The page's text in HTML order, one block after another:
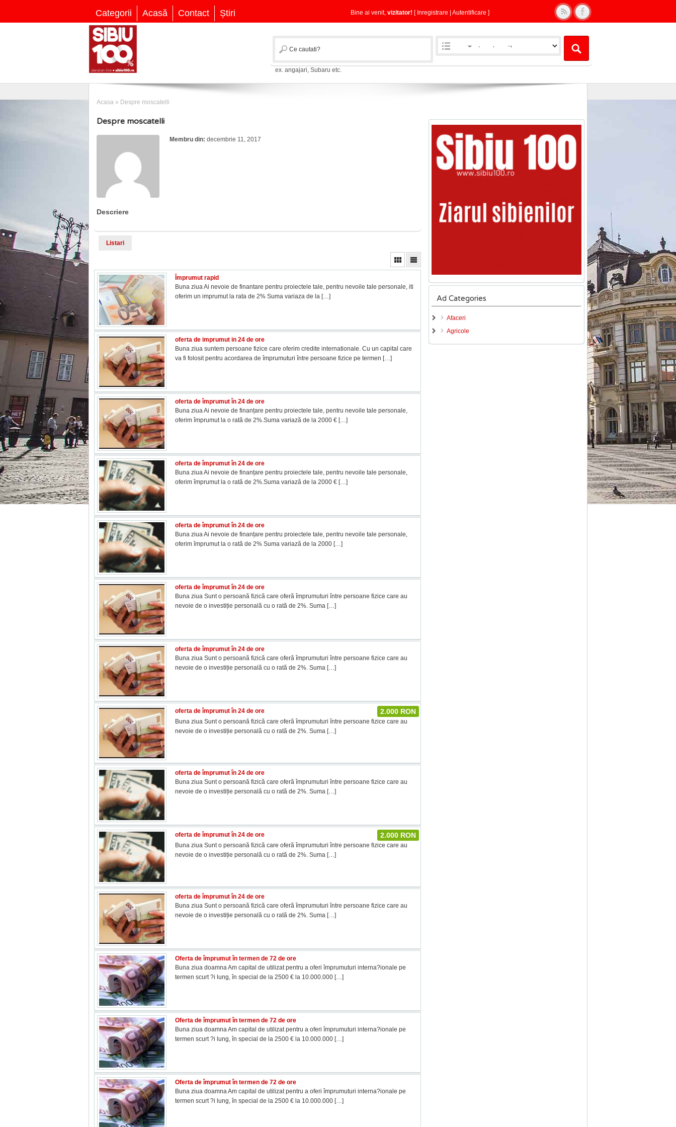
Categorii Acasă Contact Știri Bine ai venit, vizitator! [ Inregistrare Autentificare ]
ex. angajari, Subaru etc.
Acasa » Despre moscatelli
Despre moscatelli
Membru din: decembrie 11, 2017
Descriere
Listari
Împrumut rapid
Buna ziua Ai nevoie de finantare pentru proiectele tale, pentru nevoile tale personale, iti
oferim un imprumut la rata de 2% Suma variaza de la […]
oferta de imprumut in 24 de ore
Buna ziua suntem persoane fizice care oferim credite internationale. Cu un capital care
va fi folosit pentru acordarea de împrumuturi între persoane fizice pe termen […]
oferta de împrumut în 24 de ore
Buna ziua Ai nevoie de finanțare pentru proiectele tale, pentru nevoile tale personale,
oferim împrumut la o rată de 2%.Suma variază de la 2000 € […]
oferta de împrumut în 24 de ore
Buna ziua Ai nevoie de finanțare pentru proiectele tale, pentru nevoile tale personale,
oferim împrumut la o rată de 2%.Suma variază de la 2000 € […]
oferta de împrumut în 24 de ore
Buna ziua Ai nevoie de finanțare pentru proiectele tale, pentru nevoile tale personale,
oferim împrumut la o rată de 2% Suma variază de la 2000 […]
oferta de împrumut în 24 de ore
Buna ziua Sunt o persoană fizică care oferă împrumuturi între persoane fizice care au
nevoie de o investiție personală cu o rată de 2%. Suma […]
oferta de împrumut în 24 de ore
Buna ziua Sunt o persoană fizică care oferă împrumuturi între persoane fizice care au
nevoie de o investiție personală cu o rată de 2%. Suma […]
2.000 RON
oferta de împrumut în 24 de ore
Buna ziua Sunt o persoană fizică care oferă împrumuturi între persoane fizice care au
nevoie de o investiție personală cu o rată de 2%. Suma […]
oferta de împrumut în 24 de ore
Buna ziua Sunt o persoană fizică care oferă împrumuturi între persoane fizice care au
nevoie de o investiție personală cu o rată de 2%. Suma […]
2.000 RON
oferta de împrumut în 24 de ore
Buna ziua Sunt o persoană fizică care oferă împrumuturi între persoane fizice care au
nevoie de o investiție personală cu o rată de 2%. Suma […]
oferta de împrumut în 24 de ore
Buna ziua Sunt o persoană fizică care oferă împrumuturi între persoane fizice care au
nevoie de o investiție personală cu o rată de 2%. Suma […]
Oferta de împrumut în termen de 72 de ore
Buna ziua doamna Am capital de utilizat pentru a oferi împrumuturi interna?ionale pe
termen scurt ?i lung, în special de la 2500 € la 10.000.000 […]
Oferta de împrumut în termen de 72 de ore
Buna ziua doamna Am capital de utilizat pentru a oferi împrumuturi interna?ionale pe
termen scurt ?i lung, în special de la 2500 € la 10.000.000 […]
Oferta de împrumut în termen de 72 de ore
Buna ziua doamna Am capital de utilizat pentru a oferi împrumuturi interna?ionale pe
termen scurt ?i lung, în special de la 2500 € la 10.000.000 […]
Ad Categories
Afaceri
Agricole